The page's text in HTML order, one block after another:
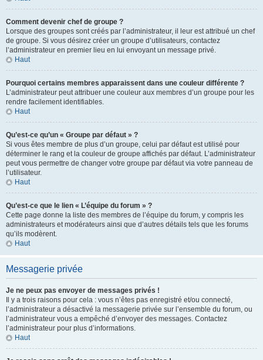
Comment devenir chef de groupe ?
Lorsque des groupes sont créés par l’administrateur, il leur est attribué un chef
de groupe. Si vous désirez créer un groupe d’utilisateurs, contactez
l’administrateur en premier lieu en lui envoyant un message privé.
Haut
Pourquoi certains membres apparaissent dans une couleur différente ?
L’administrateur peut attribuer une couleur aux membres d’un groupe pour les
rendre facilement identifiables.
Haut
Qu’est-ce qu’un « Groupe par défaut » ?
Si vous êtes membre de plus d’un groupe, celui par défaut est utilisé pour
déterminer le rang et la couleur de groupe affichés par défaut. L’administrateur
peut vous permettre de changer votre groupe par défaut via votre panneau de
l’utilisateur.
Haut
Qu’est-ce que le lien « L’équipe du forum » ?
Cette page donne la liste des membres de l’équipe du forum, y compris les
administrateurs et modérateurs ainsi que d’autres détails tels que les forums
qu’ils modèrent.
Haut
Messagerie privée
Je ne peux pas envoyer de messages privés !
Il y a trois raisons pour cela : vous n’êtes pas enregistré et/ou connecté,
l’administrateur a désactivé la messagerie privée sur l’ensemble du forum, ou
l’administrateur vous a empêché d’envoyer des messages. Contactez
l’administrateur pour plus d’informations.
Haut